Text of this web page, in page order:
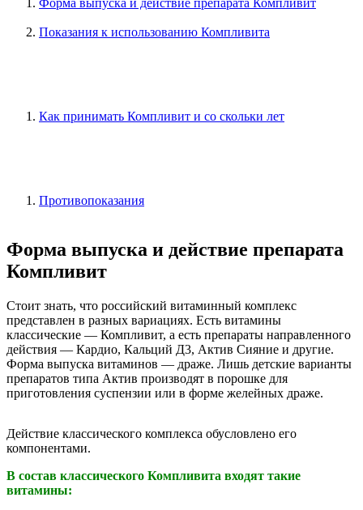
Форма выпуска и действие препарата Компливит
Показания к использованию Компливита
Как принимать Компливит и со скольки лет
Противопоказания
Форма выпуска и действие препарата
Компливит
Стоит знать, что российский витаминный комплекс
представлен в разных вариациях. Есть витамины
классические — Компливит, а есть препараты направленного
действия — Кардио, Кальций Д3, Актив Сияние и другие.
Форма выпуска витаминов — драже. Лишь детские варианты
препаратов типа Актив производят в порошке для
приготовления суспензии или в форме желейных драже.
Действие классического комплекса обусловлено его
компонентами.
В состав классического Компливита входят такие
витамины: